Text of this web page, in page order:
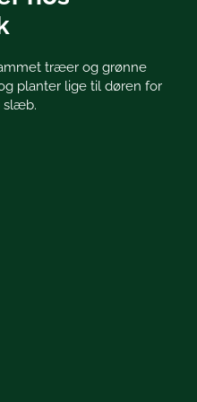
træer og grønne
planter lige til døren for
slæb.